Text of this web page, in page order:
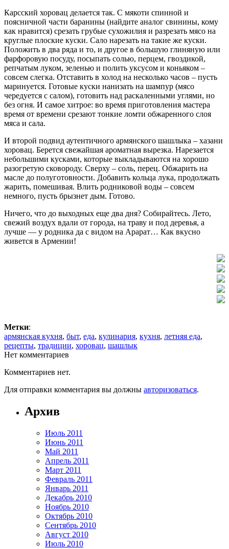
Карсский хоровац делается так. С мякоти спинной и
поясничной части баранины (найдите аналог свинины, кому
как нравится) срезать грубые сухожилия и разрезать мясо на
круглые плоские куски. Сало нарезать на такие же куски.
Положить в два ряда и то, и другое в большую глиняную или
фарфоровую посуду, посыпать солью, перцем, гвоздикой,
репчатым луком, зеленью и полить уксусом и коньяком –
совсем слегка. Отставить в холод на несколько часов – пусть
маринуется. Готовые куски нанизать на шампур (мясо
чередуется с салом), готовить над раскаленными углями, но
без огня. И самое хитрое: во время приготовления мастера
время от времени срезают тонкие ломти обжаренного слоя
мяса и сала.
И второй подвид аутентичного армянского шашлыка – хазани
хоровац. Берется свежайшая ароматная вырезка. Нарезается
небольшими кусками, которые выкладываются на хорошо
разогретую сковороду. Сверху – соль, перец. Обжарить на
масле до полуготовности. Добавить кольца лука, продолжать
жарить, помешивая. Влить родниковой воды – совсем
немного, пусть брызнет дым. Готово.
Ничего, что до выходных еще два дня? Собирайтесь. Лето,
свежий воздух вдали от города, на траву и под деревья, а
лучше — у родника да с видом на Арарат… Как вкусно
живется в Армении!
Метки:
армянская кухня, быт, еда, кулинария, кухня, летняя еда,
рецепты, традиции, хоровац, шашлык
Нет комментариев
Комментариев нет.
Для отправки комментария вы должны авторизоваться.
Архив
Июль 2011
Июнь 2011
Май 2011
Апрель 2011
Март 2011
Февраль 2011
Январь 2011
Декабрь 2010
Ноябрь 2010
Октябрь 2010
Сентябрь 2010
Август 2010
Июль 2010